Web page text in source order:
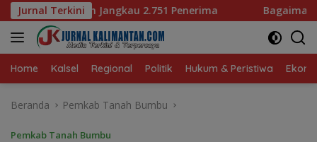
Langsung
ke
konten
Jurnal Terkini
Penerima Bagaimana KIP Hadapi Deepfake dan
Home Kalsel Regional Politik Hukum & Peristiwa
Beranda Pemkab Tanah Bumbu
Pemkab Tanah Bumbu